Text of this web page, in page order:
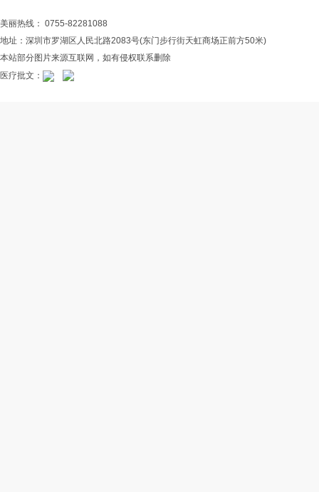
美丽热线： 0755-82281088
地址：深圳市罗湖区人民北路2083号(东门步行街天虹商场正前方50米)
本站部分图片来源互联网，如有侵权联系删除
医疗批文：